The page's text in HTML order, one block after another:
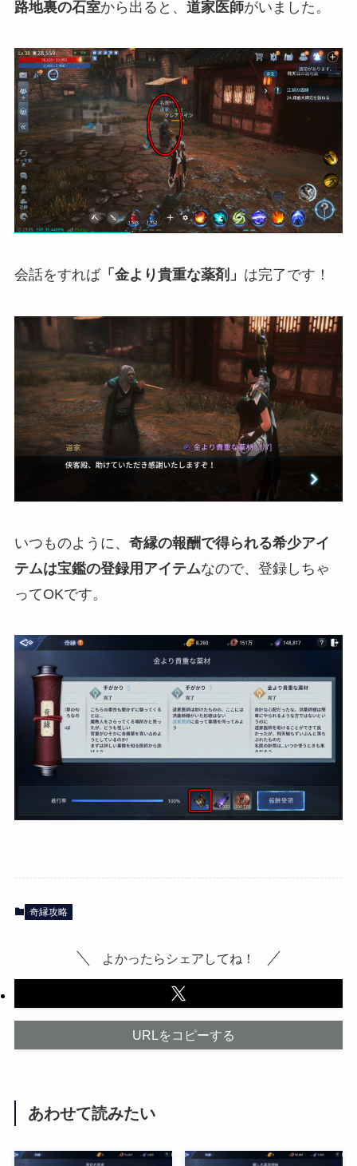
路地裏の石室から出ると、 道家医師がいました。
会話をすれば「金より貴重な薬剤」 は完了です！
いつものように、 奇縁の報酬で得られる希少アイ
テムは宝鑑の登録用アイテムなので、登録しちゃ
ってOKです。
奇縁攻略
よかったらシェアしてね！
URLをコピーする
あわせて読みたい